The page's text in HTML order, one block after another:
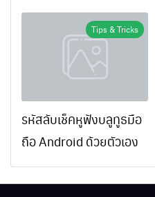
ยังไง
Tips & Tricks
รหัสลับเช็คหูฟังบลูทูธมือ
ถือ Android ด้วยตัวเอง